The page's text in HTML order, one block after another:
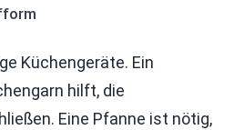
Küchengeräte. Ein
hilft, die
Eine Pfanne ist nötig,